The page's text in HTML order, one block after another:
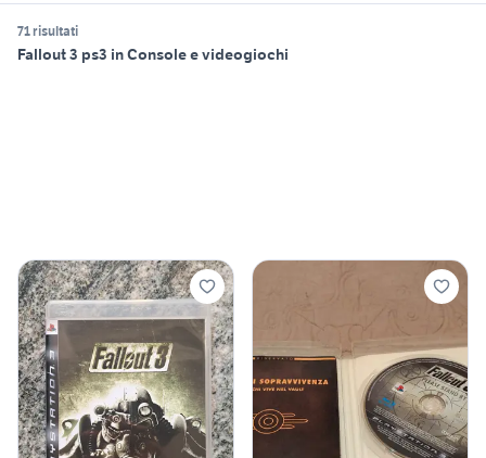
71 risultati
Fallout 3 ps3 in Console e videogiochi